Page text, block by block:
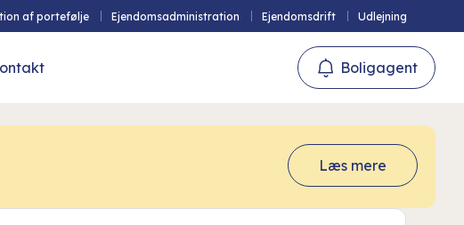
af portefølje Ejendomsadministration Ejendomsdrift Udlejning
Boligagent
Læs mere